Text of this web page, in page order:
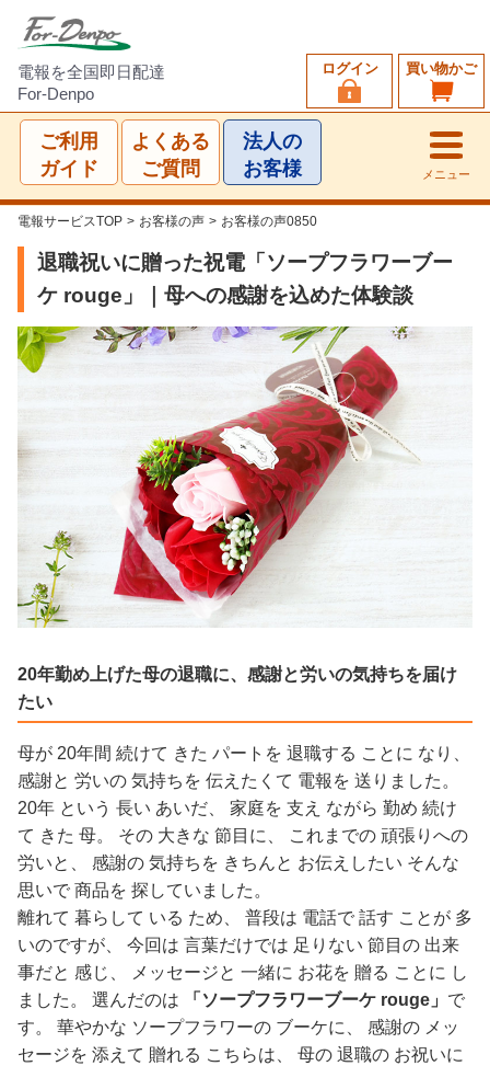
電報を全国即日配達
For-Denpo
買い物かご
ログイン
ご利用
ガイド
よくある
ご質問
法人の
お客様
メニュー
電報サービスTOP > お客様の声 > お客様の声0850
退職祝いに贈った祝電「ソープフラワーブー
ケ rouge」｜母への感謝を込めた体験談
20年勤め上げた母の退職に、感謝と労いの気持ちを届け
たい
母が 20年間 続けて きた パートを 退職する ことに なり、
感謝と 労いの 気持ちを 伝えたくて 電報を 送りました。
20年 という 長い あいだ、 家庭を 支え ながら 勤め 続け
て きた 母。 その 大きな 節目に、 これまでの 頑張りへの
労いと、 感謝の 気持ちを きちんと お伝えしたい そんな
思いで 商品を 探していました。
離れて 暮らして いる ため、 普段は 電話で 話す ことが 多
いのですが、 今回は 言葉だけでは 足りない 節目の 出来
事だと 感じ、 メッセージと 一緒に お花を 贈る ことに し
ました。 選んだのは
「ソープフラワーブーケ rouge」 で
す。 華やかな ソープフラワーの ブーケに、 感謝の メッ
セージを 添えて 贈れる こちらは、 母の 退職の お祝いに